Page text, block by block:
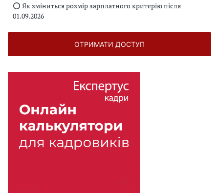
⭕️ Як зміниться розмір зарплатного критерію після
01.09.2026
ОТРИМАТИ ДОСТУП